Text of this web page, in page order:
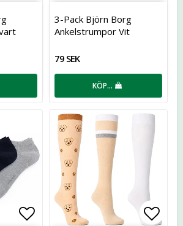
Lägg till i favoritlistan
3-Pack Björn Borg
Ankelstrumpor Vit
79 SEK
KÖP…